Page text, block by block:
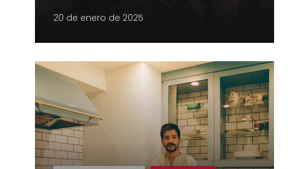
20 de enero de 2025